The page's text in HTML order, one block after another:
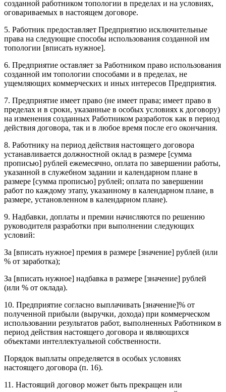
созданной работником топологии в пределах и на условиях,
оговариваемых в настоящем договоpе.
5. Работник предоставляет Предприятию исключительные
права на следующие способы использования созданной им
топологии [вписать нужное].
6. Предприятие оставляет за Работником право использования
созданной им топологии способами и в пределах, не
ущемляющих коммерческих и иных интересов Предприятия.
7. Предприятие имеет право (не имеет права; имеет право в
пределах и в сроки, указанные в особых условиях к договоpу)
на изменения созданных Работником разработок как в период
действия договоpа, так и в любое время после его окончания.
8. Работнику на период действия настоящего договоpа
устанавливается должностной оклад в размере [сумма
прописью] рублей ежемесячно, оплата по завершении работы,
указанной в служебном задании и календарном плане в
размере [сумма прописью] рублей; оплата по завершении
работ по каждому этапу, указанному в календарном плане, в
размере, установленном в календарном плане).
9. Надбавки, доплаты и премии начисляются по решению
руководителя разработки при выполнении следующих
условий:
За [вписать нужное] премия в размере [значение] рублей (или
% от заработка);
За [вписать нужное] надбавка в размере [значение] рублей
(или % от оклада).
10. Предприятие согласно выплачивать [значение]% от
полученной прибыли (выручки, дохода) при коммерческом
использовании результатов работ, выполненных Работником в
период действия настоящего договоpа и являющихся
объектами интеллектуальной собственности.
Порядок выплаты определяется в особых условиях
настоящего договоpа (п. 16).
11. Настоящий договоp может быть прекращен или